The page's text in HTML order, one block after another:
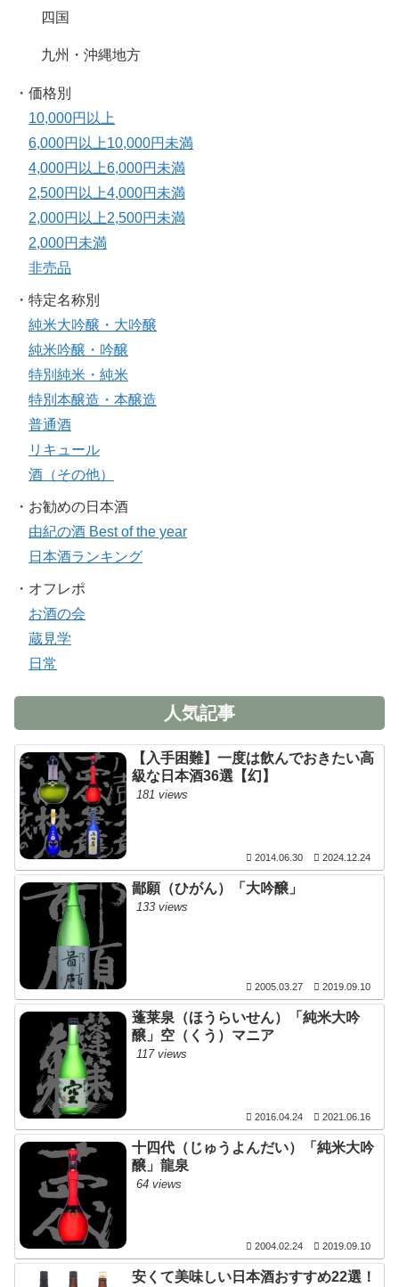
四国
九州・沖縄地方
・価格別
10,000円以上
6,000円以上10,000円未満
4,000円以上6,000円未満
2,500円以上4,000円未満
2,000円以上2,500円未満
2,000円未満
非売品
・特定名称別
純米大吟醸・大吟醸
純米吟醸・吟醸
特別純米・純米
特別本醸造・本醸造
普通酒
リキュール
酒（その他）
・お勧めの日本酒
由紀の酒 Best of the year
日本酒ランキング
・オフレポ
お酒の会
蔵見学
日常
人気記事
【入手困難】一度は飲んでおきたい高
級な日本酒36選【幻】
181 views
2014.06.30 2024.12.24
鄙願（ひがん）「大吟醸」
133 views
2005.03.27 2019.09.10
蓬莱泉（ほうらいせん）「純米大吟
醸」空（くう）マニア
117 views
2016.04.24 2021.06.16
十四代（じゅうよんだい）「純米大吟
醸」龍泉
64 views
2004.02.24 2019.09.10
安くて美味しい日本酒おすすめ22選！